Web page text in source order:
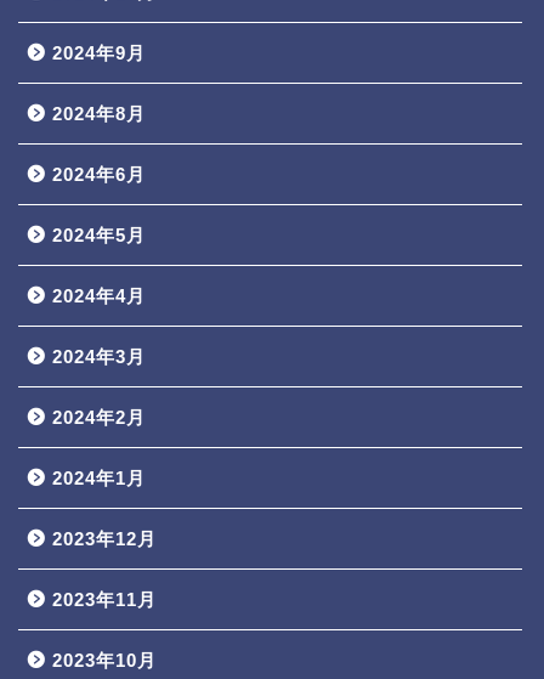
2024年9月
2024年8月
2024年6月
2024年5月
2024年4月
2024年3月
2024年2月
2024年1月
2023年12月
2023年11月
2023年10月